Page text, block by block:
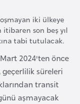
iki ülkeye
son beş yıl
tabi tutulacak.
2024'ten önce
geçerlilik süreleri
transit
aşmayacak